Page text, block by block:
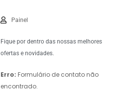
Painel
Fique por dentro das nossas melhores
ofertas e novidades.
Erro: Formulário de contato não
encontrado.